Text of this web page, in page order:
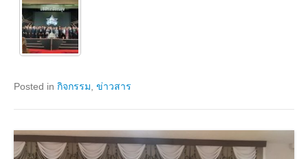
Posted in กิจกรรม ข่าวสาร